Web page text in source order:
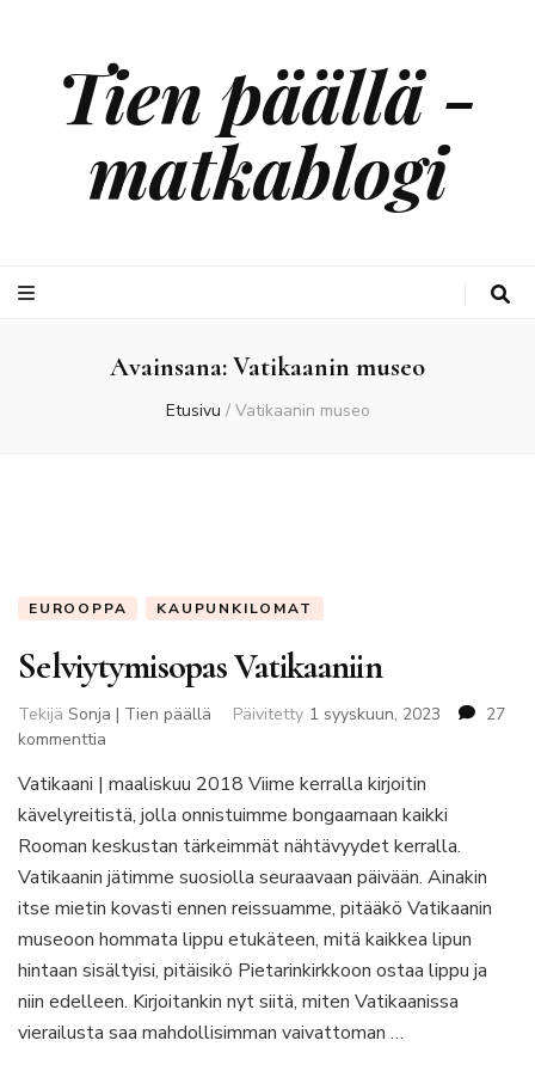
Tien päällä -
matkablogi
Avainsana:Vatikaanin museo
Etusivu / Vatikaanin museo
EUROOPPA KAUPUNKILOMAT
Selviytymisopas Vatikaaniin
Tekijä Sonja | Tien päällä Päivitetty 1 syyskuun, 2023
27
kommenttia
Vatikaaniin
Vatikaani | maaliskuu 2018 Viime kerralla kirjoitin
kävelyreitistä, jolla onnistuimme bongaamaan kaikki
Rooman keskustan tärkeimmät nähtävyydet kerralla.
Vatikaanin jätimme suosiolla seuraavaan päivään. Ainakin
itse mietin kovasti ennen reissuamme, pitääkö Vatikaanin
museoon hommata lippu etukäteen, mitä kaikkea lipun
hintaan sisältyisi, pitäisikö Pietarinkirkkoon ostaa lippu ja
niin edelleen. Kirjoitankin nyt siitä, miten Vatikaanissa
vierailusta saa mahdollisimman vaivattoman …